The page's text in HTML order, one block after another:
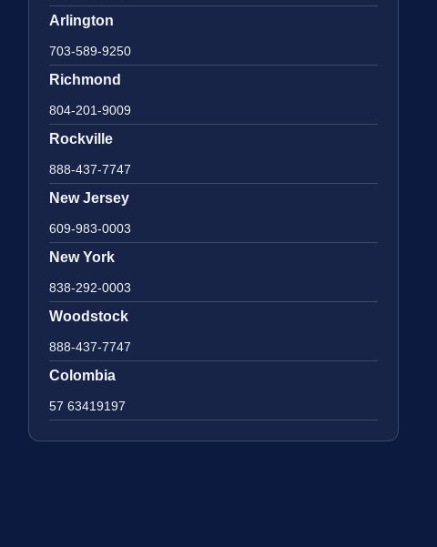
Arlington
703-589-9250
Richmond
804-201-9009
Rockville
888-437-7747
New Jersey
609-983-0003
New York
838-292-0003
Woodstock
888-437-7747
Colombia
57 63419197